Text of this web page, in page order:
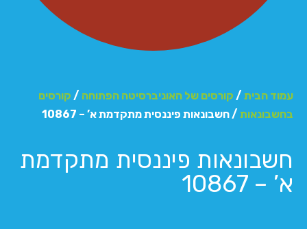
עמוד הבית / קורסים של האוניברסיטה הפתוחה / קורסים
בחשבונאות / חשבונאות פיננסית מתקדמת א’ – 10867
חשבונאות פיננסית מתקדמת
א’ – 10867